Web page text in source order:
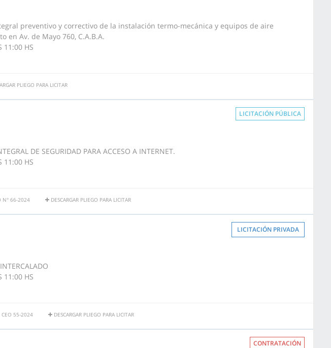
preventivo y correctivo de la instalación termo-mecánica y equipos de aire
en Av. de Mayo 760, C.A.B.A.
11:00 HS
PLIEGO PARA LICITAR
LICITACIÓN PÚBLICA
DE SEGURIDAD PARA ACCESO A INTERNET.
11:00 HS
N° 66-2024 DESCARGAR PLIEGO PARA LICITAR
LICITACIÓN PRIVADA
11:00 HS
CEO 55-2024 DESCARGAR PLIEGO PARA LICITAR
CONTRATACIÓN